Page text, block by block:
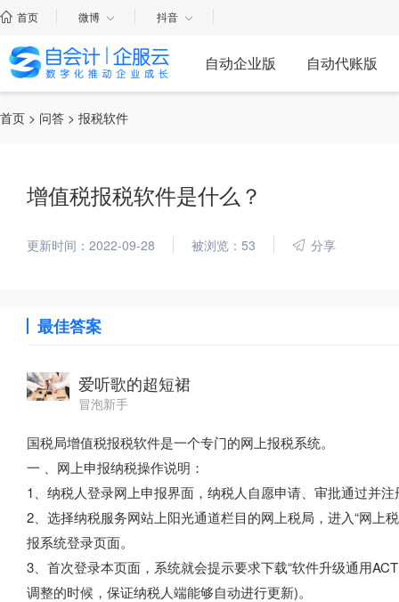
首页 微博 抖音
自动企业版 自动代账版
首页 > 问答 > 报税软件
增值税报税软件是什么？
更新时间：2022-09-28 被浏览：53 分享
最佳答案
爱听歌的超短裙
冒泡新手
国税局增值税报税软件是一个专门的网上报税系统。
一 、网上申报纳税操作说明：
1、纳税人登录网上申报界面，纳税人自愿申请、审批通过并注
2、选择纳税服务网站上阳光通道栏目的网上税局，进入“网上
报系统登录页面。
3、首次登录本页面，系统就会提示要求下载“软件升级通用
调整的时候，保证纳税人端能够自动进行更新)。